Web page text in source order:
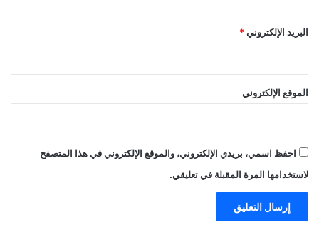
البريد الإلكتروني *
الموقع الإلكتروني
احفظ اسمي، بريدي الإلكتروني، والموقع الإلكتروني في هذا المتصفح
لاستخدامها المرة المقبلة في تعليقي.